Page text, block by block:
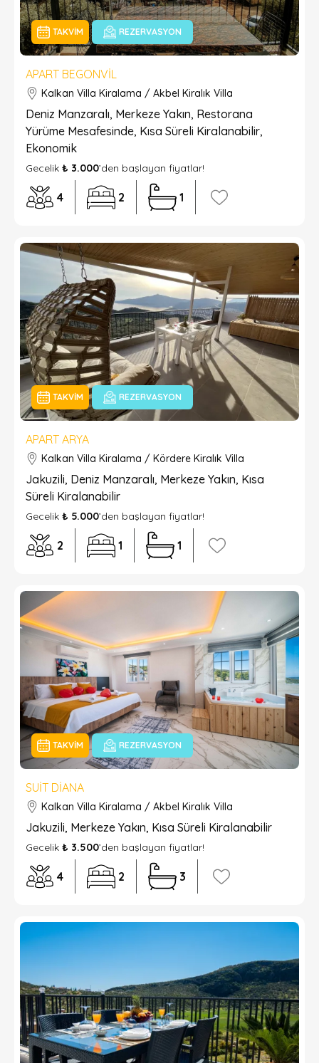
TAKVIM REZERVASYON
APART BEGONVIL
Kalkan Villa Kiralama / Akbel Kiralık Villa
Deniz Manzaralı, Merkeze Yakın, Restorana
Yürüme Mesafesinde, Kısa Süreli Kiralanabilir,
Ekonomik
Gecelik ₺ 3.000’den başlayan fiyatlar!
4 2 1
TAKVIM REZERVASYON
APART ARYA
Kalkan Villa Kiralama / Kördere Kiralık Villa
Jakuzili, Deniz Manzaralı, Merkeze Yakın, Kısa
Süreli Kiralanabilir
Gecelik ₺ 5.000’den başlayan fiyatlar!
2 1 1
TAKVIM REZERVASYON
SUIT DIANA
Kalkan Villa Kiralama / Akbel Kiralık Villa
Jakuzili, Merkeze Yakın, Kısa Süreli Kiralanabilir
Gecelik ₺ 3.500’den başlayan fiyatlar!
4 2 3